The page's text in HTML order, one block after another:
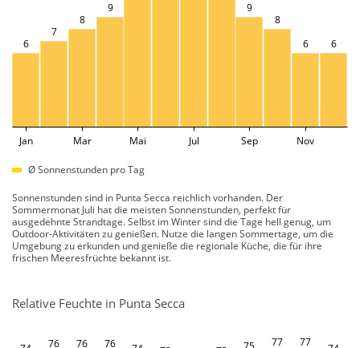
6
7
8
9
9
8
6
6
Jan Mar Mai Jul Sep Nov
Ø Sonnenstunden pro Tag
Sonnenstunden sind in Punta Secca reichlich vorhanden. Der
Sommermonat Juli hat die meisten Sonnenstunden, perfekt für
ausgedehnte Strandtage. Selbst im Winter sind die Tage hell genug, um
Outdoor-Aktivitäten zu genießen. Nutze die langen Sommertage, um die
Umgebung zu erkunden und genieße die regionale Küche, die für ihre
frischen Meeresfrüchte bekannt ist.
Relative Feuchte in Punta Secca
76 76 76 77 77